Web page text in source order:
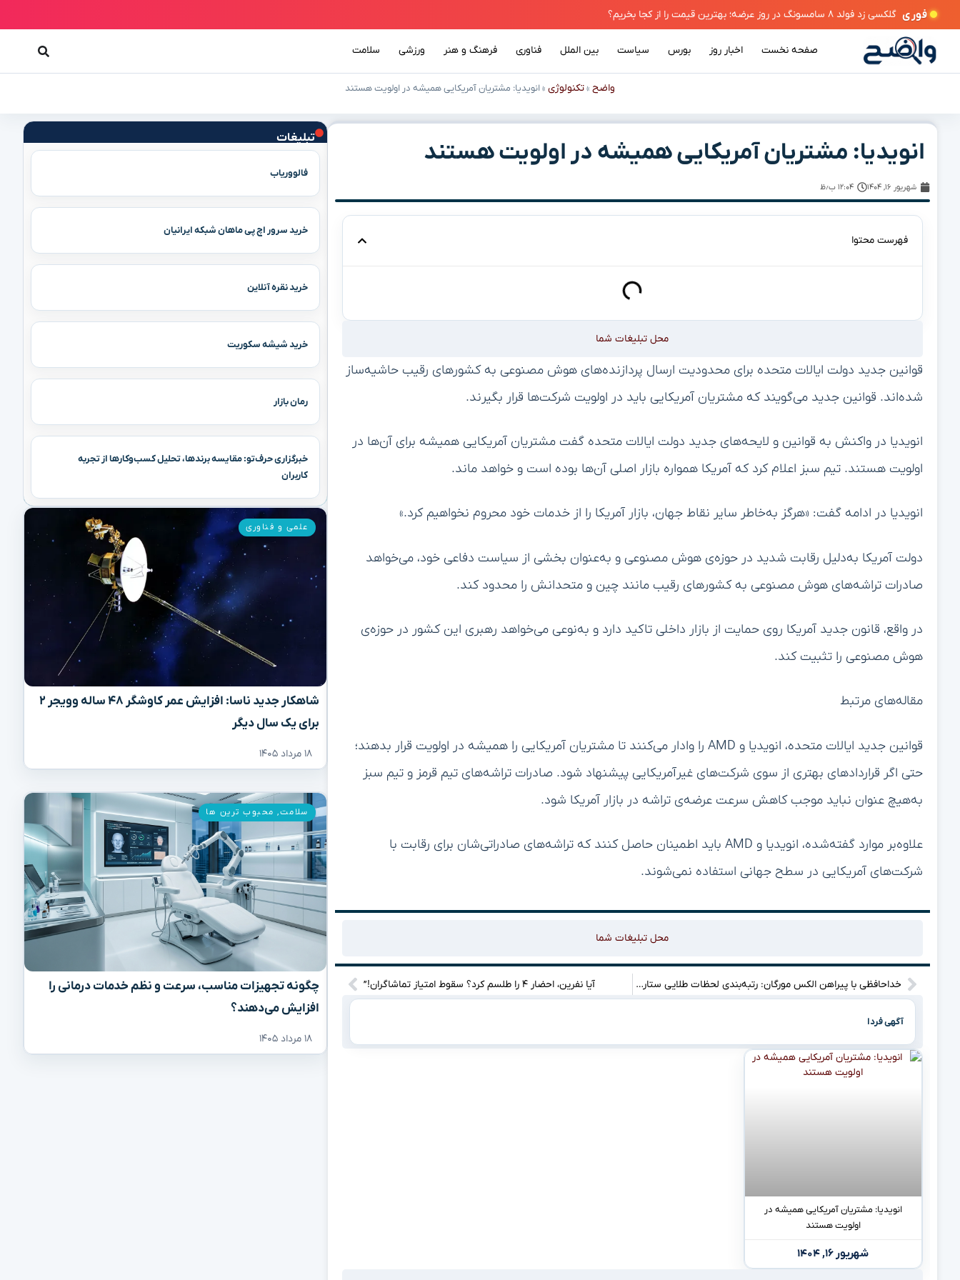
فوری
قیمت را از کجا بخریم؟
صفحه نخست اخبار روز بورس سیاست بین الملل فناوری فرهنگ و هنر ورزشی سلامت
واضح »تکنولوژی »انویدیا: مشتریان آمریکایی همیشه در اولویت هستند
تبلیغات
فالووریاب
خرید سرور اچ پی ماهان شبکه ایرانیان
خرید نقره آنلاین
خرید شیشه سکوریت
رمان بازار
خبرگزاری حرف‌تو: مقایسه برندها، تحلیل کسب‌وکارها از تجربه
کاربران
شاهکار جدید ناسا: افزایش عمر کاوشگر ۴۸ ساله وویجر ۲
برای یک سال دیگر
۱۸ مرداد ۱۴۰۵
علمی و فناوری
چگونه تجهیزات مناسب، سرعت و نظم خدمات درمانی را
افزایش می‌دهند؟
۱۸ مرداد ۱۴۰۵
سلامت, محبوب ترین ها
انویدیا: مشتریان آمریکایی همیشه در اولویت هستند
شهریور ۱۶, ۱۴۰۴ ۱۲:۰۴ ب٫ظ
فهرست محتوا
محل تبلیغات شما
قوانین جدید دولت ایالات متحده برای محدودیت ارسال پردازنده‌های هوش مصنوعی به کشور‌های رقیب حاشیه‌ساز
شده‌اند. قوانین جدید می‌گویند که مشتریان آمریکایی باید در اولویت شرکت‌ها قرار بگیرند.
انویدیا در واکنش به قوانین و لایحه‌های جدید دولت ایالات متحده گفت مشتریان آمریکایی همیشه برای آن‌ها در
اولویت هستند. تیم سبز اعلام کرد که آمریکا همواره بازار اصلی آن‌ها بوده است و خواهد ماند.
انویدیا در ادامه گفت: «هرگز به‌خاطر سایر نقاط جهان، بازار آمریکا را از خدمات خود محروم نخواهیم کرد.»
دولت آمریکا به‌دلیل رقابت شدید در حوزه‌ی هوش مصنوعی و به‌عنوان بخشی از سیاست دفاعی خود، می‌خواهد
صادرات تراشه‌‌‌های هوش مصنوعی به کشور‌های رقیب مانند چین و متحدانش را محدود کند.
در واقع، قانون جدید آمریکا روی حمایت از بازار داخلی تاکید دارد و به‌نوعی می‌خواهد رهبری این کشور در حوزه‌ی
هوش مصنوعی را تثبیت کند.
مقاله‌های مرتبط
قوانین جدید ایالات متحده، انویدیا و AMD را وادار می‌کنند تا مشتریان آمریکایی را همیشه در اولویت قرار بدهند؛
حتی اگر قرارداد‌های بهتری از سوی شرکت‌های غیر‌آمریکایی پیشنهاد شود. صادرات تراشه‌‌های تیم قرمز و تیم سبز
به‌هیچ عنوان نباید موجب کاهش سرعت عرضه‌ی تراشه در بازار آمریکا شود.
علاوه‌بر موارد گفته‌شده، انویدیا و AMD باید اطمینان حاصل کنند که تراشه‌های صادراتی‌شان برای رقابت با
شرکت‌های آمریکایی در سطح جهانی استفاده نمی‌شوند.
محل تبلیغات شما
خداحافظی با پیراهن الکس مورگان: رتبه‌بندی لحظات طلایی ستاره فوتبال زنان آمریکا آیا نفرین، احضار ۴ را طلسم کرد؟ سقوط امتیاز تماشاگران!”
آگهی فردا
انویدیا: مشتریان آمریکایی همیشه در
اولویت هستند
شهریور ۱۶, ۱۴۰۴